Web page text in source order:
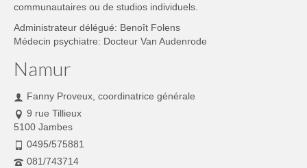
communautaires ou de studios individuels.
Administrateur délégué: Benoît Folens
Médecin psychiatre: Docteur Van Audenrode
Namur
Fanny Proveux, coordinatrice générale
9 rue Tillieux
5100 Jambes
0495/575881
081/743714